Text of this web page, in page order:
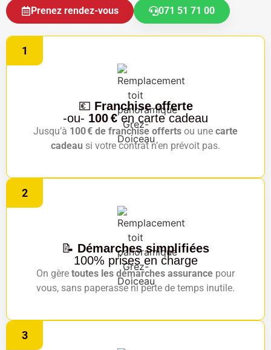
Prenez rendez-vous 071 51 71 00
1
💶 Franchise offerte
-ou- 100 €en carte cadeau
Jusqu’à 100 € de franchise offerts ou une carte
cadeau si votre contrat n’en prévoit pas.
2
📝 Démarches simplifiées
100% prises en charge
On gère toutes les démarches assurance pour
vous, sans paperasse ni perte de temps inutile.
3